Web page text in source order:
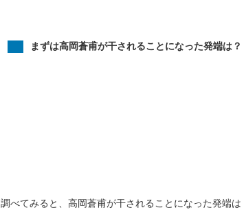
まずは高岡蒼甫が干されることになった発端は？
調べてみると、高岡蒼甫が干されることになった発端は